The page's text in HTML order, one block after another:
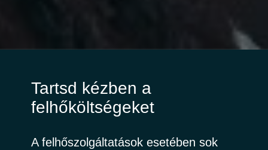
Tartsd kézben a
felhőköltségeket
A felhőszolgáltatások esetében sok